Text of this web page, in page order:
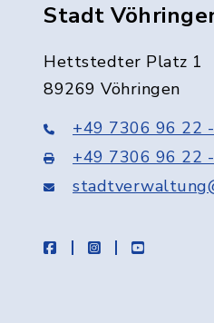
Stadt
Hettstedter Platz 1
89269 Vöhringen
+49 7306 96 22
+49 7306 96 22
facebookinstagramyoutube